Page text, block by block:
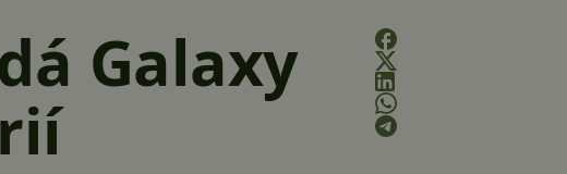
Galaxy